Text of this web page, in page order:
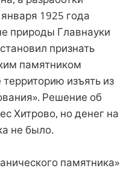
1925 года
природы Главнауки
признать
памятником
изъять из
Решение об
Хитрово, но денег на
не было.
памятника»